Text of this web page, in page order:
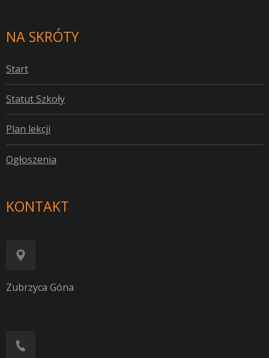
NA SKRÓTY
Start
Statut Szkoły
Plan lekcji
Ogłoszenia
KONTAKT
Zubrzyca Góna